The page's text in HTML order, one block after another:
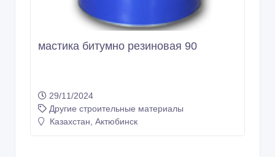
мастика битумно резиновая 90
29/11/2024
Другие строительные материалы
Казахстан, Актюбинск